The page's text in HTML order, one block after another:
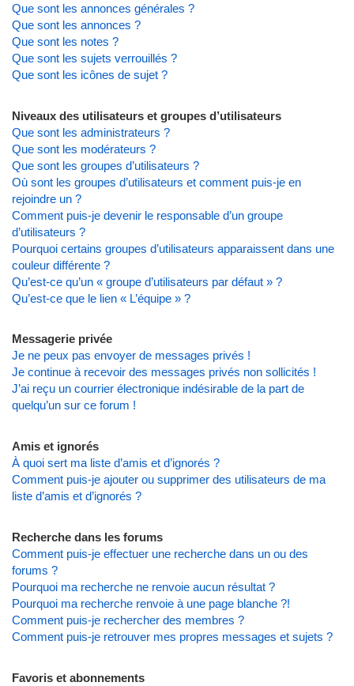
Que sont les annonces générales ?
Que sont les annonces ?
Que sont les notes ?
Que sont les sujets verrouillés ?
Que sont les icônes de sujet ?
Niveaux des utilisateurs et groupes d’utilisateurs
Que sont les administrateurs ?
Que sont les modérateurs ?
Que sont les groupes d’utilisateurs ?
Où sont les groupes d’utilisateurs et comment puis-je en
rejoindre un ?
Comment puis-je devenir le responsable d’un groupe
d’utilisateurs ?
Pourquoi certains groupes d’utilisateurs apparaissent dans une
couleur différente ?
Qu’est-ce qu’un « groupe d’utilisateurs par défaut » ?
Qu’est-ce que le lien « L’équipe » ?
Messagerie privée
Je ne peux pas envoyer de messages privés !
Je continue à recevoir des messages privés non sollicités !
J’ai reçu un courrier électronique indésirable de la part de
quelqu’un sur ce forum !
Amis et ignorés
À quoi sert ma liste d’amis et d’ignorés ?
Comment puis-je ajouter ou supprimer des utilisateurs de ma
liste d’amis et d’ignorés ?
Recherche dans les forums
Comment puis-je effectuer une recherche dans un ou des
forums ?
Pourquoi ma recherche ne renvoie aucun résultat ?
Pourquoi ma recherche renvoie à une page blanche ?!
Comment puis-je rechercher des membres ?
Comment puis-je retrouver mes propres messages et sujets ?
Favoris et abonnements